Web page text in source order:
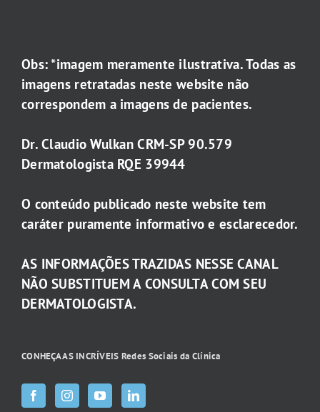
Obs: *imagem meramente ilustrativa. Todas as
imagens retratadas neste website não
correspondem a imagens de pacientes.
Dr. Claudio Wulkan CRM-SP 90.579
Dermatologista RQE 39944
O conteúdo publicado neste website tem
caráter puramente informativo e esclarecedor.
AS INFORMAÇÕES TRAZIDAS NESSE CANAL
NÃO SUBSTITUEM A CONSULTA COM SEU
DERMATOLOGISTA.
CONHEÇA AS INCRÍVEIS Redes Sociais da Clínica